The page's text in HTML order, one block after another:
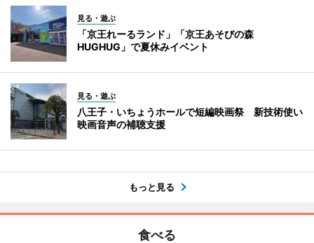
見る・遊ぶ
「京王れーるランド」「京王あそびの森
HUGHUG」で夏休みイベント
見る・遊ぶ
八王子・いちょうホールで短編映画祭 新技術使い
映画音声の補聴支援
もっと見る
食べる